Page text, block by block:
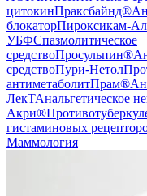
цитокинПраксбайнд®
блокаторПироксикам-
УБФСпазмолитическое
средствоПросульпин®
средствоПури-Нетол
антиметаболитПрам®
ЛекТАнальгетическое
Акри®
гистаминовых
Маммология